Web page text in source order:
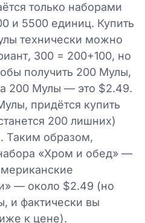
только наборами
и 5500 единиц. Купить
технически можно
300 = 200+100, но
получить 200 Мулы,
200 Мулы — это $2.49.
придётся купить
200 лишних)
Таким образом,
«Хром и обед» —
— около $2.49 (но
и фактически вы
к цене).